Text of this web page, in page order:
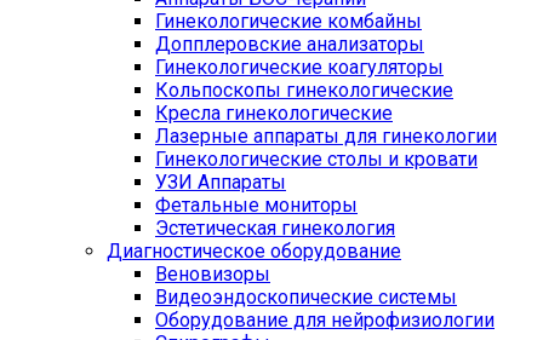
Гинекологические комбайны
Допплеровские анализаторы
Гинекологические коагуляторы
Кольпоскопы гинекологические
Кресла гинекологические
Лазерные аппараты для гинекологии
Гинекологические столы и кровати
УЗИ Аппараты
Фетальные мониторы
Эстетическая гинекология
Диагностическое оборудование
Веновизоры
Видеоэндоскопические системы
Оборудование для нейрофизиологии